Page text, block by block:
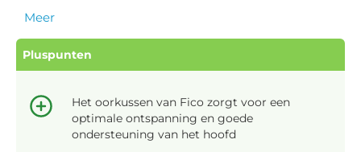
Meer
Pluspunten
Het oorkussen van Fico zorgt voor een
optimale ontspanning en goede
ondersteuning van het hoofd